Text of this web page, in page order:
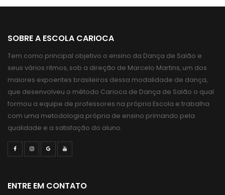
SOBRE A ESCOLA CARIOCA
Tem como principal objetivo o ensino da Dança de Salão e
seus vários ritmos, sob a direção de Marcelo Martins, um dos
maiores expoentes brasileiros dessa modalidade de dança,
que desenvolveu o método Carioca de Dança de Salão o qual
formou a equipe de professores na própria Escola e trabalha
com uma metodologia própria de ensino primando pela
qualidade e a satisfação do aluno.
ENTRE EM CONTATO